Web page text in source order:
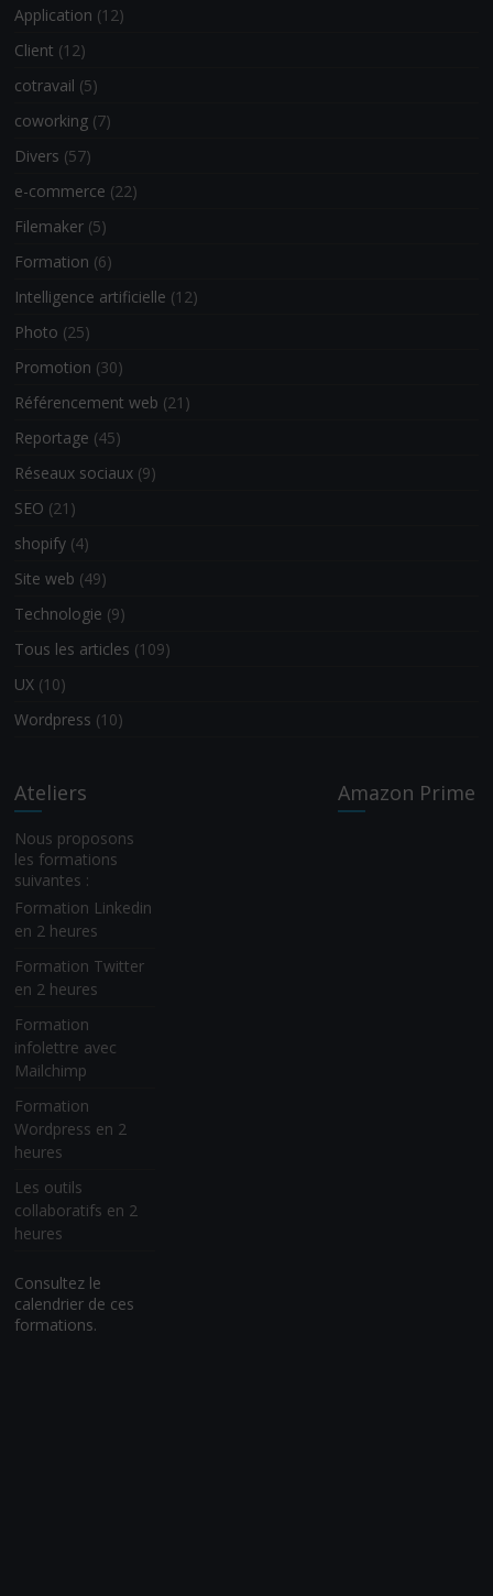
Application (12)
Client (12)
cotravail (5)
coworking (7)
Divers (57)
e-commerce (22)
Filemaker (5)
Formation (6)
Intelligence artificielle (12)
Photo (25)
Promotion (30)
Référencement web (21)
Reportage (45)
Réseaux sociaux (9)
SEO (21)
shopify (4)
Site web (49)
Technologie (9)
Tous les articles (109)
UX (10)
Wordpress (10)
Ateliers
Nous proposons
les formations
suivantes :
Formation Linkedin
en 2 heures
Formation Twitter
en 2 heures
Formation
infolettre avec
Mailchimp
Formation
Wordpress en 2
heures
Les outils
collaboratifs en 2
heures
Consultez le
calendrier de ces
formations.
Amazon Prime